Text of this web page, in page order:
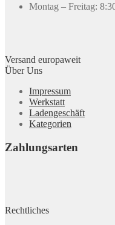
Montag – Freitag:
Versand europaweit
Über Uns
Impressum
Werkstatt
Ladengeschäft
Kategorien
Zahlungsarten
Rechtliches